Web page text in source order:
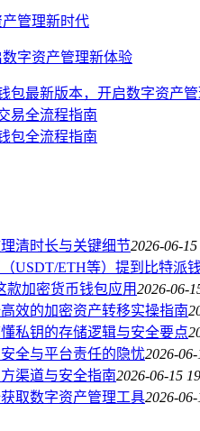
管理新时代
字资产管理新体验
包最新版本，开启数字资产
易全流程指南
包全流程指南
清时长与关键细节2026-06-
USDT/ETH等）提到比特派
款加密货币钱包应用2026-06-
效的加密资产转移实操指南
私钥的存储逻辑与安全要点
全与平台责任的隐忧2026-
渠道与安全指南2026-06-15
取数字资产管理工具2026-